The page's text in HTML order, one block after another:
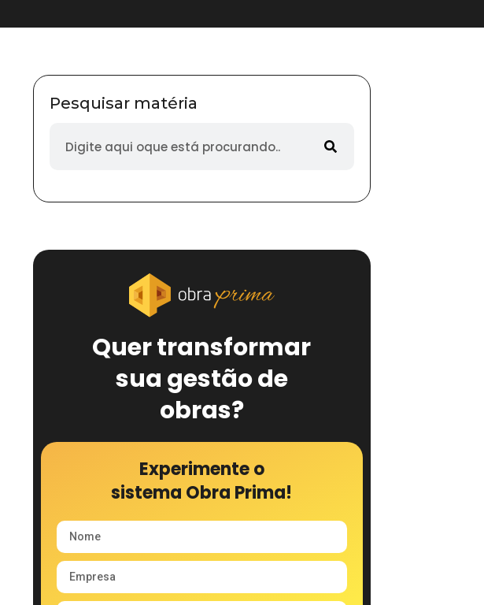
Pesquisar matéria
Quer transformar
sua gestão de
obras?
Experimente o
sistema Obra Prima!